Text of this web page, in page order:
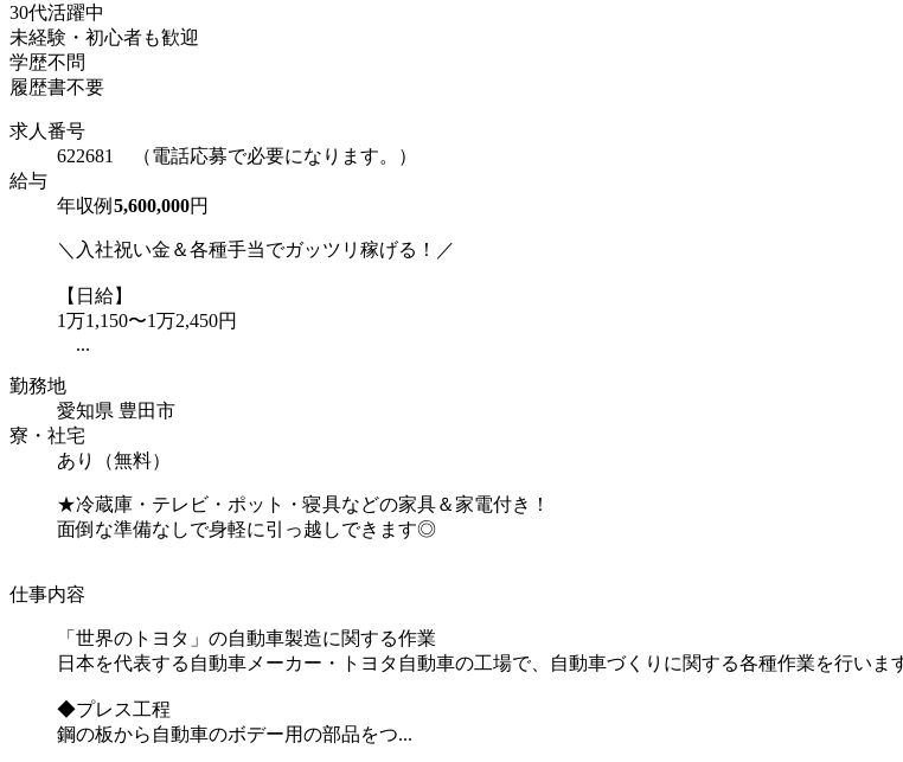
30代活躍中
未経験・初心者も歓迎
学歴不問
履歴書不要
求人番号
622681 （電話応募で必要になります。）
給与
年収例 5,600,000円
＼入社祝い金＆各種手当でガッツリ稼げる！／
【日給】
1万1,150〜1万2,450円
...
勤務地
愛知県 豊田市
寮・社宅
あり（無料）
★冷蔵庫・テレビ・ポット・寝具などの家具＆家電付き！
面倒な準備なしで身軽に引っ越しできます◎
仕事内容
「世界のトヨタ」の自動車製造に関する作業
日本を代表する自動車メーカー・トヨタ自動車の工場で、自動車づくりに関する各種作業を行いま
◆プレス工程
鋼の板から自動車のボデー用の部品をつ...